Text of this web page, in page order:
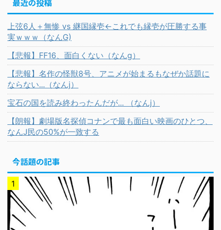
最近の投稿
上弦6人＋無惨 vs 継国縁壱←これでも縁壱が圧勝する事
実ｗｗｗ（なんG)
【悲報】FF16、面白くない（なんg）
【悲報】名作の怪獣8号、アニメが始まるもなぜか話題に
ならない...（なんj）
宝石の国を読み終わったんだが... （なんj）
【朗報】劇場版名探偵コナンで最も面白い映画のひとつ、
なんJ民の50%が一致する
今話題の記事